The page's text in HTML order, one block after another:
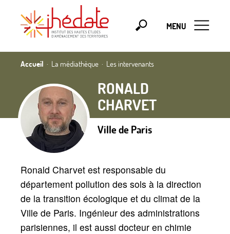
MENU
Accueil La médiathèque Les intervenants
RONALD
CHARVET
Ville de Paris
Ronald Charvet est responsable du
département pollution des sols à la direction
de la transition écologique et du climat de la
Ville de Paris. Ingénieur des administrations
parisiennes, il est aussi docteur en chimie